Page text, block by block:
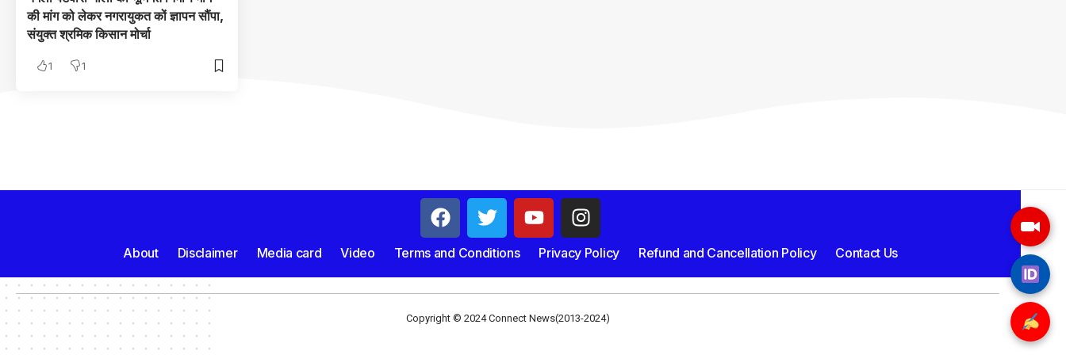
की मांग को लेकर नगरायुकत कों ज्ञापन सौंपा,
संयुक्त श्रमिक किसान मोर्चा
1 1
About Disclaimer Media card Video Terms and Conditions Privacy Policy Refund and Cancellation Policy Contact Us
Copyright © 2024 Connect News(2013-2024)